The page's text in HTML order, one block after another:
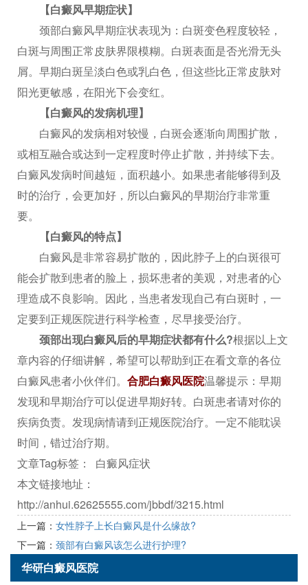
【白癜风早期症状】
颈部白癜风早期症状表现为：白斑变色程度较轻，
白斑与周围正常皮肤界限模糊。白斑表面是否光滑无头
屑。早期白斑呈淡白色或乳白色，但这些比正常皮肤对
阳光更敏感，在阳光下会变红。
【白癜风的发病机理】
白癜风的发病相对较慢，白斑会逐渐向周围扩散，
或相互融合或达到一定程度时停止扩散，并持续下去。
白癜风发病时间越短，面积越小。如果患者能够得到及
时的治疗，会更加好，所以白癜风的早期治疗非常重
要。
【白癜风的特点】
白癜风是非常容易扩散的，因此脖子上的白斑很可
能会扩散到患者的脸上，损坏患者的美观，对患者的心
理造成不良影响。因此，当患者发现自己有白斑时，一
定要到正规医院进行科学检查，尽早接受治疗。
颈部出现白癜风后的早期症状都有什么?根据以上文
章内容的仔细讲解，希望可以帮助到正在看文章的各位
白癜风患者小伙伴们。 合肥白癜风医院温馨提示：早期
发现和早期治疗可以促进早期好转。白斑患者请对你的
疾病负责。发现病情请到正规医院治疗。一定不能耽误
时间，错过治疗期。
文章Tag标签：
白癜风症状
本文链接地址：
http://anhui.62625555.com/jbbdf/3215.html
上一篇： 女性脖子上长白癜风是什么缘故?
下一篇： 颈部有白癜风该怎么进行护理?
华研白癜风医院